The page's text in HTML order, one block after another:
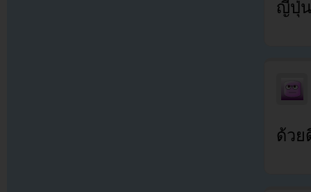
ญี่ปุ่น
ด้วย